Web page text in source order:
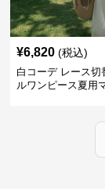
¥6,820 (税込)
白コーデ レース切
ルワンピース夏用